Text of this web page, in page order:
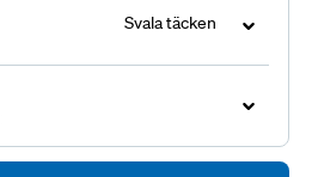
Svala täcken